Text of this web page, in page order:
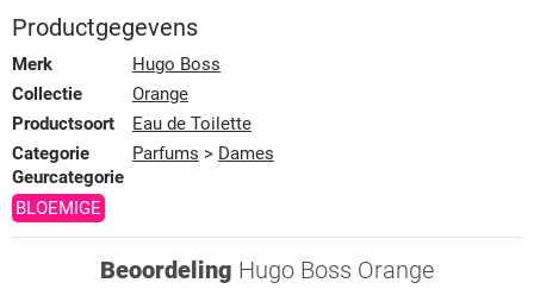
Productgegevens
Merk
Hugo Boss
Collectie
Orange
Productsoort
Eau de Toilette
Categorie
Parfums > Dames
Geurcategorie
BLOEMIGE
Beoordeling Hugo Boss Orange